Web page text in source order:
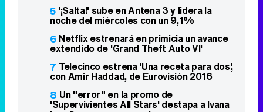
5 '¡Salta!' sube en Antena 3 y lidera la
noche del miércoles con un 9,1%
6 Netflix estrenará en primicia un avance
extendido de 'Grand Theft Auto VI'
7 Telecinco estrena 'Una receta para dos',
con Amir Haddad, de Eurovisión 2016
8 Un "error" en la promo de
'Supervivientes All Stars' destapa a Ivana